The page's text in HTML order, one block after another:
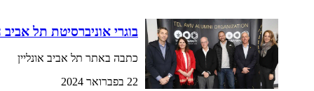
בוגרי אוניברסיטת תל
כתבה באתר תל אביב אונליין
22 בפברואר 2024